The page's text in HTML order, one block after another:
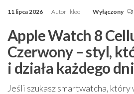
11 lipca 2026 Autor kleo Wyłączony
Apple Watch 8
Czerwony – styl,
i działa każdego
Jeśli szukasz smartwatcha,